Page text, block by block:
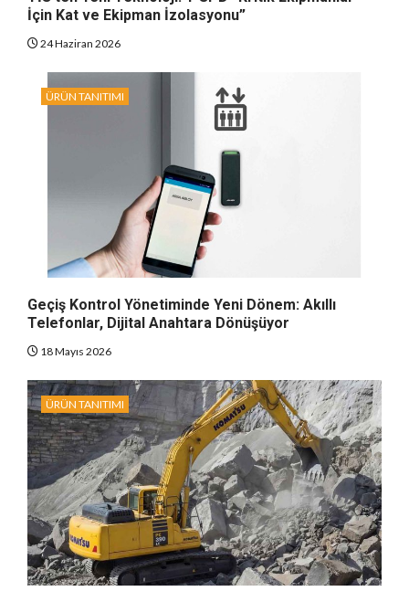
İçin Kat ve Ekipman İzolasyonu”
24 Haziran 2026
ÜRÜN TANITIMI
Geçiş Kontrol Yönetiminde Yeni Dönem: Akıllı
Telefonlar, Dijital Anahtara Dönüşüyor
18 Mayıs 2026
ÜRÜN TANITIMI